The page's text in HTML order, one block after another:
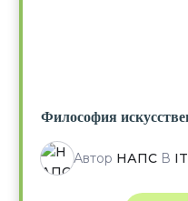
Философия
Автор НАПСВ IT